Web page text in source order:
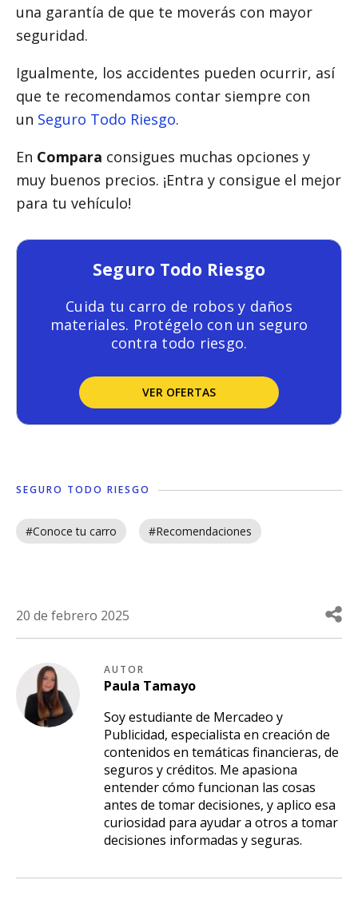
una garantía de que te moverás con mayor
seguridad.
Igualmente, los accidentes pueden ocurrir, así
que te recomendamos contar siempre con
un Seguro Todo Riesgo.
En Compara consigues muchas opciones y
muy buenos precios. ¡Entra y consigue el mejor
para tu vehículo!
Seguro Todo Riesgo
Cuida tu carro de robos y daños
materiales. Protégelo con un seguro
contra todo riesgo.
VER OFERTAS
SEGURO TODO RIESGO
#Conoce tu carro #Recomendaciones
20 de febrero 2025
AUTOR
Paula Tamayo
Soy estudiante de Mercadeo y
Publicidad, especialista en creación de
contenidos en temáticas financieras, de
seguros y créditos. Me apasiona
entender cómo funcionan las cosas
antes de tomar decisiones, y aplico esa
curiosidad para ayudar a otros a tomar
decisiones informadas y seguras.